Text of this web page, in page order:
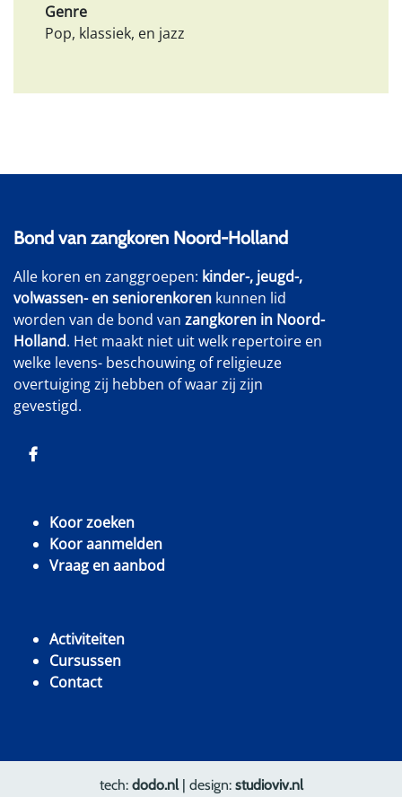
Genre
Pop, klassiek, en jazz
Bond van zangkoren Noord-Holland
Alle koren en zanggroepen: kinder-, jeugd-,
volwassen- en seniorenkoren kunnen lid
worden van de bond van zangkoren in Noord-
Holland. Het maakt niet uit welk repertoire en
welke levens- beschouwing of religieuze
overtuiging zij hebben of waar zij zijn
gevestigd.
Koor zoeken
Koor aanmelden
Vraag en aanbod
Activiteiten
Cursussen
Contact
tech: dodo.nl | design: studioviv.nl